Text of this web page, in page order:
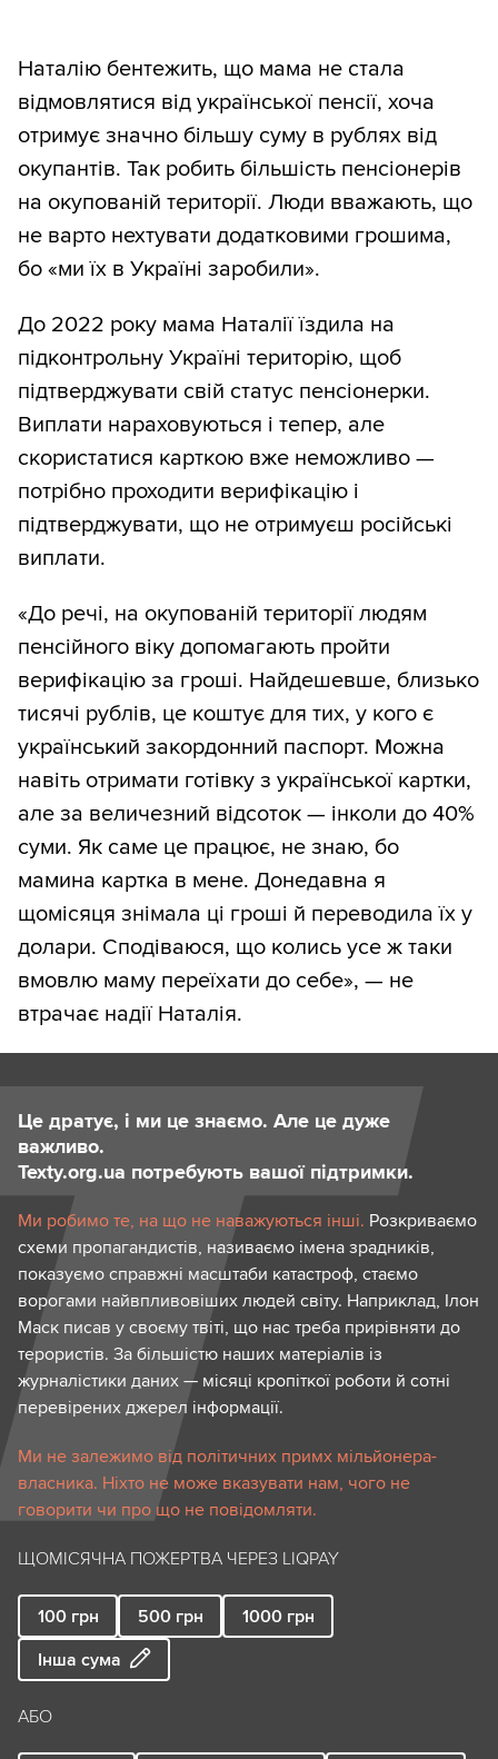
Наталію бентежить, що мама не стала
відмовлятися від української пенсії, хоча
отримує значно більшу суму в рублях від
окупантів. Так робить більшість пенсіонерів
на окупованій території. Люди вважають, що
не варто нехтувати додатковими грошима,
бо «ми їх в Україні заробили».
До 2022 року мама Наталії їздила на
підконтрольну Україні територію, щоб
підтверджувати свій статус пенсіонерки.
Виплати нараховуються і тепер, але
скористатися карткою вже неможливо —
потрібно проходити верифікацію і
підтверджувати, що не отримуєш російські
виплати.
«До речі, на окупованій території людям
пенсійного віку допомагають пройти
верифікацію за гроші. Найдешевше, близько
тисячі рублів, це коштує для тих, у кого є
український закордонний паспорт. Можна
навіть отримати готівку з української картки,
але за величезний відсоток — інколи до 40%
суми. Як саме це працює, не знаю, бо
мамина картка в мене. Донедавна я
щомісяця знімала ці гроші й переводила їх у
долари. Сподіваюся, що колись усе ж таки
вмовлю маму переїхати до себе», — не
втрачає надії Наталія.
Це дратує, і ми це знаємо. Але це дуже
важливо.
Texty.org.ua потребують вашої підтримки.
Ми робимо те, на що не наважуються інші. Розкриваємо
схеми пропагандистів, називаємо імена зрадників,
показуємо справжні масштаби катастроф, стаємо
ворогами найвпливовіших людей світу. Наприклад, Ілон
Маск писав у своєму твіті, що нас треба прирівняти до
терористів. За більшістю наших матеріалів із
журналістики даних — місяці кропіткої роботи й сотні
перевірених джерел інформації.
Ми не залежимо від політичних примх мільйонера-
власника. Ніхто не може вказувати нам, чого не
говорити чи про що не повідомляти.
ЩОМІСЯЧНА ПОЖЕРТВА ЧЕРЕЗ LIQPAY
100 грн 500 грн 1000 грн
Інша сума
АБО